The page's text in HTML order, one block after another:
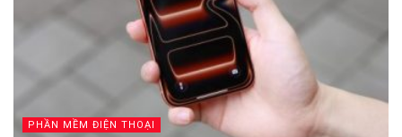
PHẦN MỀM ĐIỆN THOẠI